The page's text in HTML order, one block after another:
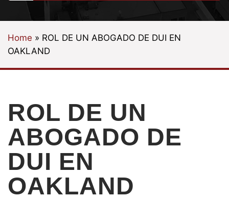
Home » ROL DE UN ABOGADO DE DUI EN
OAKLAND
ROL DE UN
ABOGADO DE
DUI EN
OAKLAND